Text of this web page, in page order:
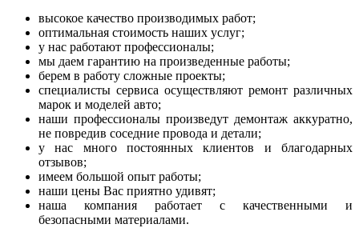
высокое качество производимых работ;
оптимальная стоимость наших услуг;
у нас работают профессионалы;
мы даем гарантию на произведенные работы;
берем в работу сложные проекты;
специалисты сервиса осуществляют ремонт различных
марок и моделей авто;
наши профессионалы произведут демонтаж аккуратно,
не повредив соседние провода и детали;
у нас много постоянных клиентов и благодарных
отзывов;
имеем большой опыт работы;
наши цены Вас приятно удивят;
наша компания работает с качественными и
безопасными материалами.